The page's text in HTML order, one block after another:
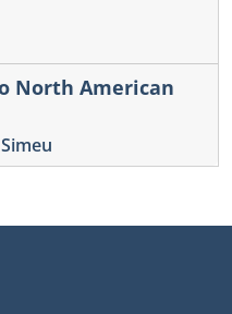
North American